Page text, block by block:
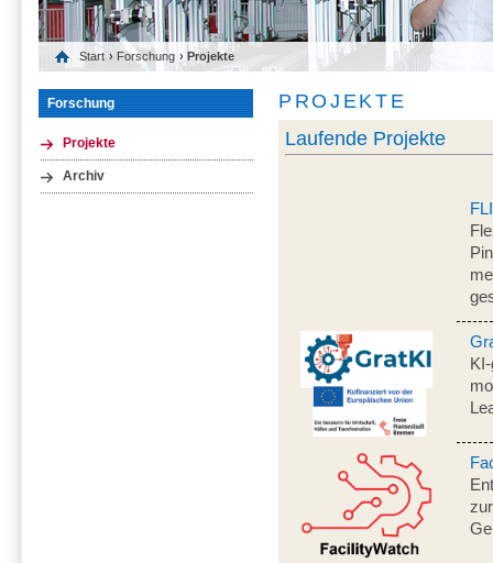
Start › Forschung › Projekte
Forschung
Projekte
Archiv
PROJEKTE
Laufende Projekte